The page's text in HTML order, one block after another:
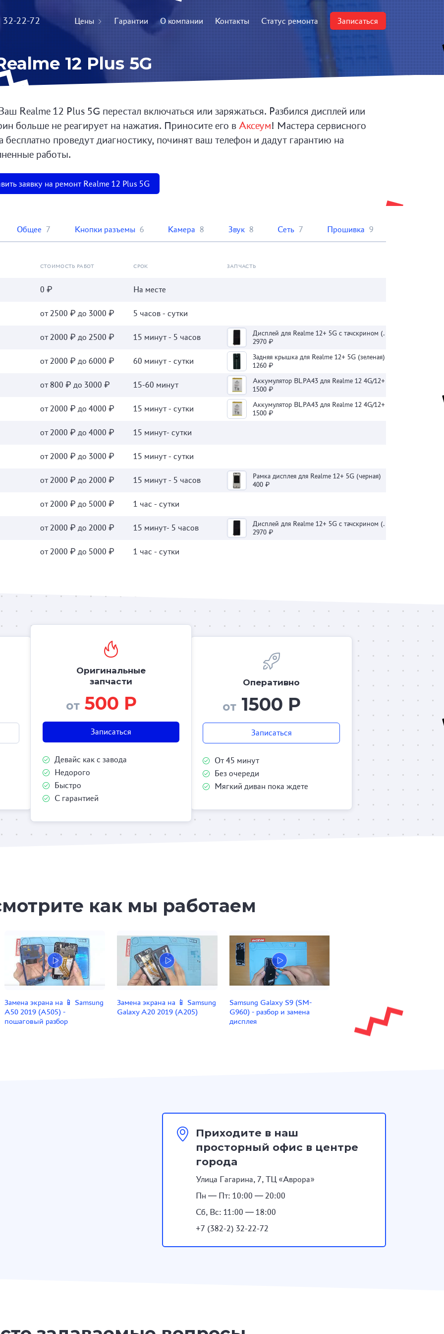
32-22-72 Цены Гарантии О компании Контакты Статус ремонта Записаться
12 Plus 5G
Realme 12 Plus 5G перестал включаться или заряжаться. Разбился дисплей или
больше не реагирует на нажатия. Приносите его в Аксеум! Мастера сервисного
бесплатно проведут диагностику, починят ваш телефон и дадут гарантию на
работы.
заявку на ремонт Realme 12 Plus 5G
Общее 7 Кнопки разъемы 6 Камера 8 Звук 8 Сеть 7 Прошивка 9
СТОИМОСТЬ РАБОТ СРОК ЗАПЧАСТЬ
0 ₽ На месте
от 2500 ₽ до 3000 ₽ 5 часов - сутки
от 2000 ₽ до 2500 ₽ 15 минут - 5 часов
Дисплей для Realme 12+ 5G с тачскрином (черный) - OLED
2970 ₽
от 2000 ₽ до 6000 ₽ 60 минут - сутки
1260 ₽
от 800 ₽ до 3000 ₽ 15-60 минут
1500 ₽
от 2000 ₽ до 4000 ₽ 15 минут - сутки
1500 ₽
от 2000 ₽ до 4000 ₽ 15 минут- сутки
от 2000 ₽ до 3000 ₽ 15 минут - сутки
от 2000 ₽ до 2000 ₽ 15 минут - 5 часов
Рамка дисплея для Realme 12+ 5G (черная)
400 ₽
от 2000 ₽ до 5000 ₽ 1 час - сутки
от 2000 ₽ до 2000 ₽ 15 минут- 5 часов
Дисплей для Realme 12+ 5G с тачскрином (черный) - OLED
2970 ₽
от 2000 ₽ до 5000 ₽ 1 час - сутки
Оригинальные
запчасти
от500 Р
Записаться
Девайс как с завода
Недорого
Быстро
С гарантией
Оперативно
от1500 Р
Записаться
От 45 минут
Без очереди
Мягкий диван пока ждете
как мы работаем
Замена экрана на 📱 Samsung
A50 2019 (A505) -
пошаговый разбор
Замена экрана на 📱 Samsung
Galaxy A20 2019 (A205)
Samsung Galaxy S9 (SM-
G960) - разбор и замена
дисплея
Приходите в наш
просторный офис в центре
города
Улица Гагарина, 7, ТЦ «Аврора»
Пн — Пт: 10:00 — 20:00
Сб, Вс: 11:00 — 18:00
+7 (382-2) 32-22-72